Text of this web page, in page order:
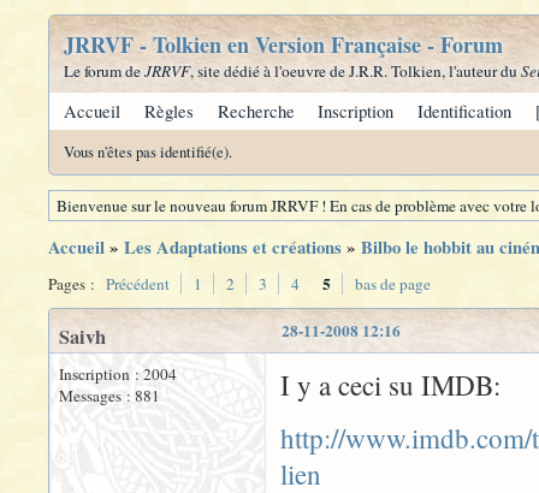
JRRVF - Tolkien en Version Française - Forum
Le forum deJRRVF, site dédié à l'oeuvre de J.R.R. Tolkien, l'auteur du
Accueil Règles Recherche Inscription Identification
Vous n'êtes pas identifié(e).
Bienvenue sur le nouveau forum JRRVF ! En cas de problème avec
Accueil» Les Adaptations et créations» Bilbo le hobbit au
Pages : Précédent 1 2 3 4 5 bas de page
28-11-2008 12:16
Saivh
Inscription : 2004
Messages : 881
I y a ceci su IMDB:
http://
lien